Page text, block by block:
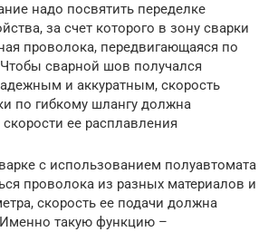
надо посвятить переделке
за счет которого в зону сварки
проволока, передвигающаяся по
сварной шов получался
и аккуратным, скорость
по гибкому шлангу должна
скорости ее расплавления
с использованием полуавтомата
проволока из разных материалов и
скорость ее подачи должна
Именно такую функцию –